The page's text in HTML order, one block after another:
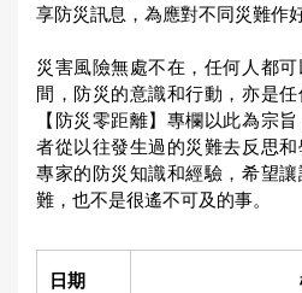
享防災訊息，為應對不同災難作
災害風險無處不在，任何人都
間，防災的意識和行動，亦是任
【防災零距離】專欄以此為宗
者從以往發生過的災難去反思
專家的防災知識和經驗，希望
難，也不是很遙不可及的事。
日期